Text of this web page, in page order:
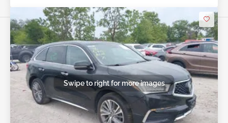
Swipe to right for more images